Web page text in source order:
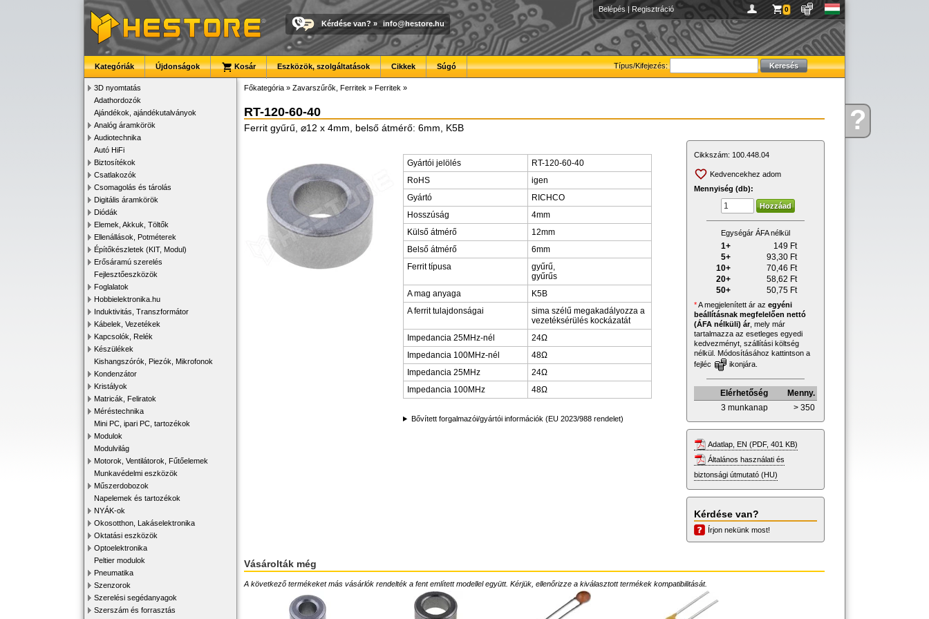
Kérdése?
Belépés | Regisztráció 0
Kérdése van? » info@hestore.hu
Típus/Kifejezés:
Kategóriák Újdonságok Kosár Eszközök, szolgáltatások Cikkek Súgó
3D nyomtatás
Adathordozók
Ajándékok, ajándékutalványok
Analóg áramkörök
Audiotechnika
Autó HiFi
Biztosítékok
Csatlakozók
Csomagolás és tárolás
Digitális áramkörök
Diódák
Elemek, Akkuk, Töltők
Ellenállások, Potméterek
Építőkészletek (KIT, Modul)
Erősáramú szerelés
Fejlesztőeszközök
Foglalatok
Hobbielektronika.hu
Induktivitás, Transzformátor
Kábelek, Vezetékek
Kapcsolók, Relék
Készülékek
Kishangszórók, Piezók, Mikrofonok
Kondenzátor
Kristályok
Matricák, Feliratok
Méréstechnika
Mini PC, ipari PC, tartozékok
Modulok
Modulvilág
Motorok, Ventilátorok, Fűtőelemek
Munkavédelmi eszközök
Műszerdobozok
Napelemek és tartozékok
NYÁK-ok
Okosotthon, Lakáselektronika
Oktatási eszközök
Optoelektronika
Peltier modulok
Pneumatika
Szenzorok
Szerelési segédanyagok
Szerszám és forrasztás
Főkategória » Zavarszűrők, Ferritek » Ferritek »
RT-120-60-40
Ferrit gyűrű, ⌀12 x 4mm, belső átmérő: 6mm, K5B
Gyártói jelölés
RT-120-60-40
RoHS
igen
Gyártó
RICHCO
Hosszúság
4mm
Külső átmérő
12mm
Belső átmérő
6mm
Ferrit típusa
gyűrű,
gyűrűs
A mag anyaga
K5B
A ferrit tulajdonságai
sima szélű megakadályozza a
vezetéksérülés kockázatát
Impedancia 25MHz-nél
24Ω
Impedancia 100MHz-nél
48Ω
Impedancia 25MHz
24Ω
Impedancia 100MHz
48Ω
Bővített forgalmazói/gyártói információk (EU 2023/988 rendelet)
Cikkszám: 100.448.04
Kedvencekhez adom
Mennyiség (db):
Egységár ÁFA nélkül
1+ 149 Ft
5+
93,30 Ft
10+
70,46 Ft
20+
58,62 Ft
50+
50,75 Ft
*A megjelenített ár az egyéni
beállításnak megfelelően nettó
(ÁFA nélküli) ár, mely már
tartalmazza az esetleges egyedi
kedvezményt, szállítási költség
nélkül. Módosításához kattintson a
fejléc
ikonjára.
Elérhetőség
Menny.
3 munkanap
> 350
Adatlap, EN (PDF, 401 KB)
Általános használati és
biztonsági útmutató (HU)
Kérdése van?
Írjon nekünk most!
Vásárolták még
A következő termékeket más vásárlók rendelték a fent említett modellel együtt. Kérjük, ellenőrizze a kiválasztott termékek kompatibilitását.